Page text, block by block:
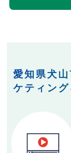
愛知県犬
ケティン